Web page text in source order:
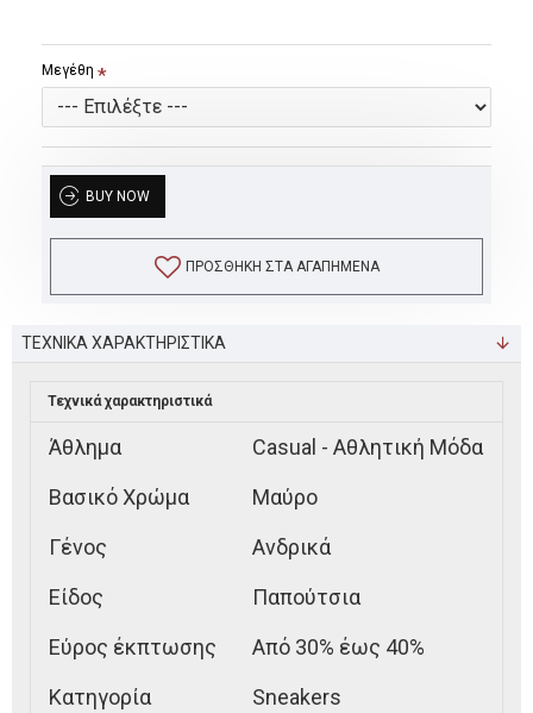
Μεγέθη
BUY NOW
ΠΡΟΣΘΉΚΗ ΣΤΑ ΑΓΑΠΗΜΈΝΑ
ΤΕΧΝΙΚΑ ΧΑΡΑΚΤΗΡΙΣΤΙΚΑ
Τεχνικά χαρακτηριστικά
Άθλημα
Casual - Αθλητική Μόδα
Βασικό Χρώμα
Μαύρο
Γένος
Ανδρικά
Είδος
Παπούτσια
Εύρος έκπτωσης
Από 30% έως 40%
Κατηγορία
Sneakers